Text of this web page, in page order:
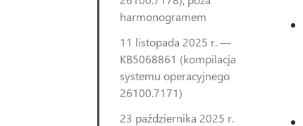
harmonogramem
11 listopada 2025 r. —
KB5068861 (kompilacja
systemu operacyjnego
26100.7171)
23 października 2025 r.